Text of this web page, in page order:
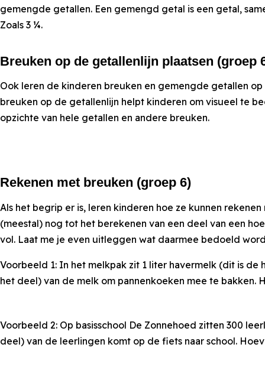
gemengde getallen. Een gemengd getal is een getal,
Zoals 3 ¼.
Breuken op de getallenlijn plaatsen (groep
Ook leren de kinderen breuken en gemengde getallen
breuken op de getallenlijn helpt kinderen om visueel te
opzichte van hele getallen en andere breuken.
Rekenen met breuken (groep 6)
Als het begrip er is, leren kinderen hoe ze kunnen
(meestal) nog tot het berekenen van een deel van een
vol. Laat me je even uitleggen wat daarmee bedoeld
Voorbeeld 1: In het melkpak zit 1 liter havermelk (dit is
het deel) van de melk om pannenkoeken mee te bakken.
Voorbeeld 2: Op basisschool De Zonnehoed zitten 300
deel) van de leerlingen komt op de fiets naar school.